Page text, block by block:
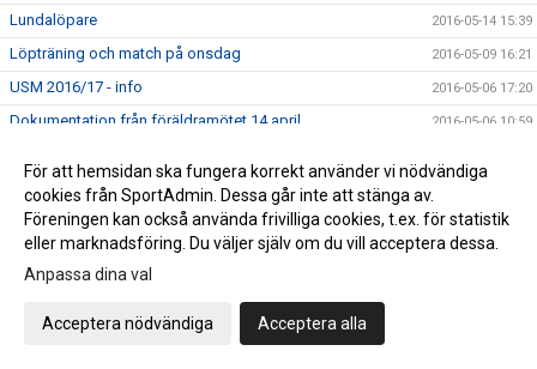
Lundalöpare 2016-05-14 15:39
Löpträning och match på onsdag 2016-05-09 16:21
USM 2016/17 - info 2016-05-06 17:20
Dokumentation från föräldramötet 14 april 2016-05-06 10:59
Träning på gräs - grill hos Ramel
Ingen träning - gå på match 2016-04-26 18:57
Målvaktsträning på lördag
Löpning på tisdagsfysen och LUGI P03 springer
För att hemsidan ska fungera korrekt använder vi nödvändiga
cookies från SportAdmin. Dessa går inte att stänga av.
Föreningen kan också använda frivilliga cookies, t.ex. för statistik
eller marknadsföring. Du väljer själv om du vill acceptera dessa.
Anpassa dina val
Acceptera nödvändiga Acceptera alla